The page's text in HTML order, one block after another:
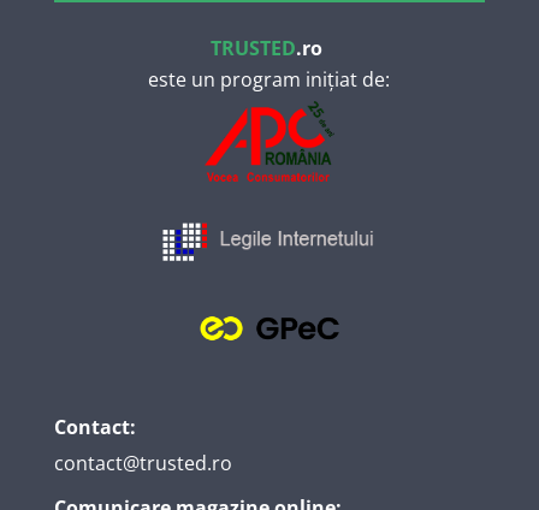
TRUSTED.ro
este un program inițiat de:
Contact:
contact@trusted.ro